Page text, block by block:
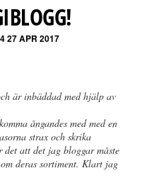
27 APR 2017
är inbäddad med hjälp av
ångandes med med en
strax och skrika
att det jag bloggar måste
deras sortiment. Klart jag